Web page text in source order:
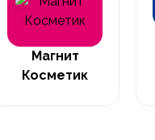
Магнит
Косметик